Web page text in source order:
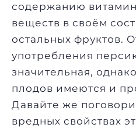
содержанию
веществ в своём
остальных фруктов.
употребления
значительная,
плодов имеются и
Давайте же
вредных свойствах